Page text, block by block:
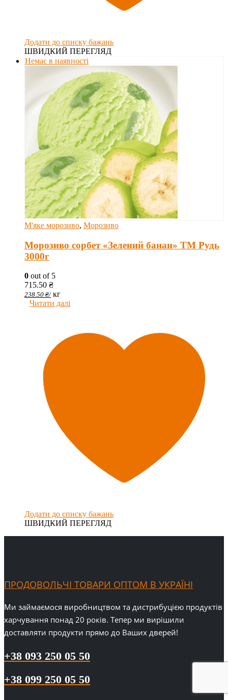
Додати до списку бажань
ШВИДКИЙ ПЕРЕГЛЯД
Немає в наявності
М'яке морозиво, Морозиво
Морозиво сорбет «Зелений банан» ТМ Рудь
3000г
0 out of 5
715.50 ₴
238.50 ₴/ кг
Читати далі
Додати до списку бажань
ШВИДКИЙ ПЕРЕГЛЯД
ПРОДОВОЛЬЧІ ТОВАРИ ОПТОМ В УКРАЇНІ
Ми займаємося виробництвом та дистрибуцією продуктів
харчування понад 20 років. Тепер ми вирішили
доставляти продукти прямо до Ваших дверей!
+38 093 250 05 50
+38 099 250 05 50